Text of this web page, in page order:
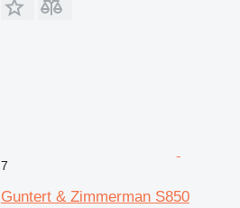
7
Guntert & Zimmerman S850